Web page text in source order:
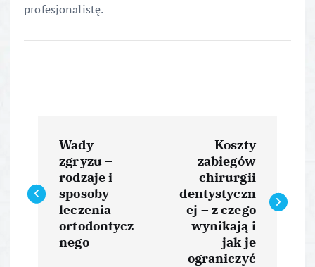
profesjonalistę.
w
Wady
zgryzu –
rodzaje i
sposoby
leczenia
ortodontycz
nego
Koszty
zabiegów
chirurgii
dentystyczn
ej – z czego
wynikają i
jak je
ograniczyć